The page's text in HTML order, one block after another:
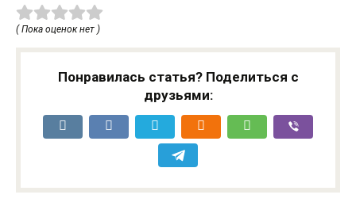
( Пока оценок нет )
Понравилась статья? Поделиться с
друзьями: